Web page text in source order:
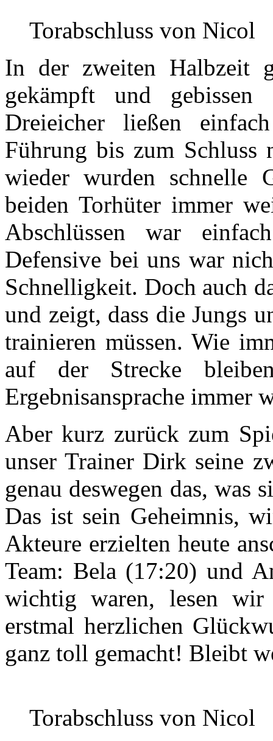
Torabschluss von Nicol
In der zweiten Halbzeit
gekämpft und
Dreieicher ließen
Führung bis zum Schluss
wieder wurden schnelle
beiden Torhüter immer
Abschlüssen war
Defensive bei uns war
Schnelligkeit. Doch auch
und zeigt, dass die Jungs
trainieren müssen. Wie
auf der Strecke
Ergebnisansprache immer
Aber kurz zurück zum
unser Trainer Dirk seine
genau deswegen das, was
Das ist sein Geheimnis,
Akteure erzielten heute
Team: Bela (17:20) und
wichtig waren, lesen
erstmal herzlichen
ganz toll gemacht! Bleibt
Torabschluss von Nicol